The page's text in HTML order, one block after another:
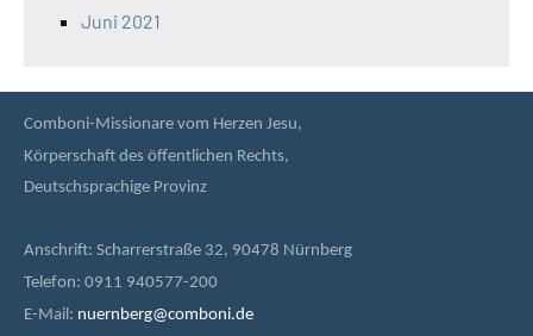
Juni 2021
Comboni-Missionare vom Herzen Jesu,
Körperschaft des öffentlichen Rechts,
Deutschsprachige Provinz
Anschrift: Scharrerstraße 32, 90478 Nürnberg
Telefon: 0911 940577-200
E-Mail: nuernberg@comboni.de